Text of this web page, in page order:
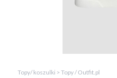
Topy/ koszulki > Topy / Outfit.pl